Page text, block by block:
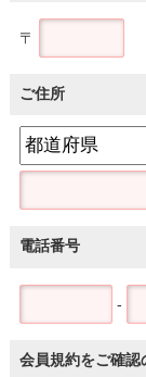
〒
ご住所
電話番号
-
会員規約をご確認